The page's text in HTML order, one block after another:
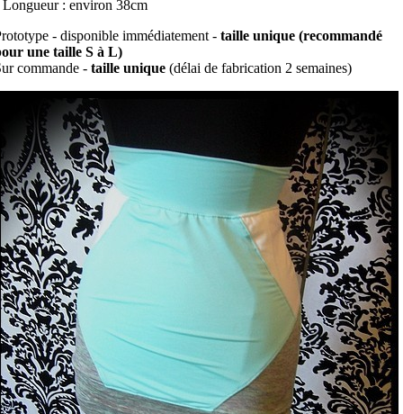
Longueur : environ 38cm
- disponible immédiatement - taille unique (recommandé
une taille S à L)
commande - taille unique (délai de fabrication 2 semaines)